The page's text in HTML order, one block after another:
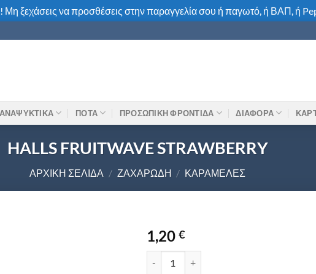
ξεχάσεις να προσθέσεις στην παραγγελία σου ή παγωτό, ή ΒΑΠ, ή
ΑΝΑΨΥΚΤΙΚΑ ΠΟΤΑ ΠΡΟΣΩΠΙΚΗ ΦΡΟΝΤΙΔΑ ΔΙΑΦΟΡΑ
HALLS FRUITWAVE STRAWBERRY
ΑΡΧΙΚΉ ΣΕΛΊΔΑ / ΖΑΧΑΡΏΔΗ / ΚΑΡΑΜΈΛΕΣ
1,20 €